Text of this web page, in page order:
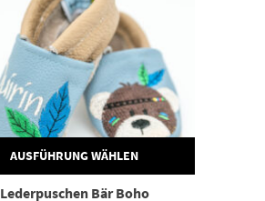
AUSFÜHRUNG WÄHLEN
Lederpuschen Bär Boho